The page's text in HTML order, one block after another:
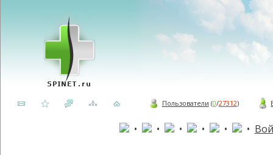
Пользователи (0/27312)
• • • • • •